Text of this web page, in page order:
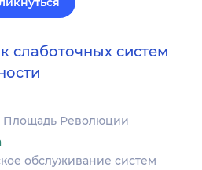
слаботочных систем
Площадь Революции
обслуживание систем